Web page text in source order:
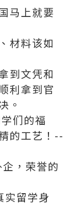
马上就要
材料该如
到文凭和
利拿到官
。
们的福
的工艺！--
，荣誉的
实留学身